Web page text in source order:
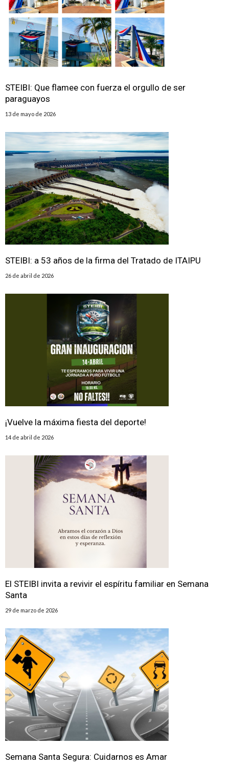
STEIBI: Que flamee con fuerza el orgullo de ser
paraguayos
13 de mayo de 2026
STEIBI: a 53 años de la firma del Tratado de ITAIPU
26 de abril de 2026
¡Vuelve la máxima fiesta del deporte!
14 de abril de 2026
El STEIBI invita a revivir el espíritu familiar en Semana
Santa
29 de marzo de 2026
Semana Santa Segura: Cuidarnos es Amar